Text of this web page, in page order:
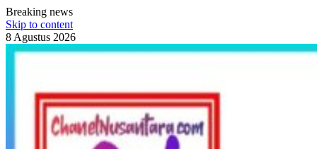
Breaking news
Skip to content
8 Agustus 2026